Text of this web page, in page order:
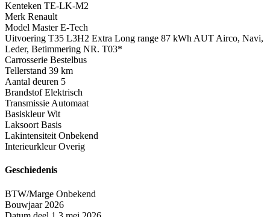
Kenteken TE-LK-M2
Merk Renault
Model Master E-Tech
Uitvoering T35 L3H2 Extra Long range 87 kWh AUT Airco, Navi,
Leder, Betimmering NR. T03*
Carrosserie Bestelbus
Tellerstand 39 km
Aantal deuren 5
Brandstof Elektrisch
Transmissie Automaat
Basiskleur Wit
Laksoort Basis
Lakintensiteit Onbekend
Interieurkleur Overig
Geschiedenis
BTW/Marge Onbekend
Bouwjaar 2026